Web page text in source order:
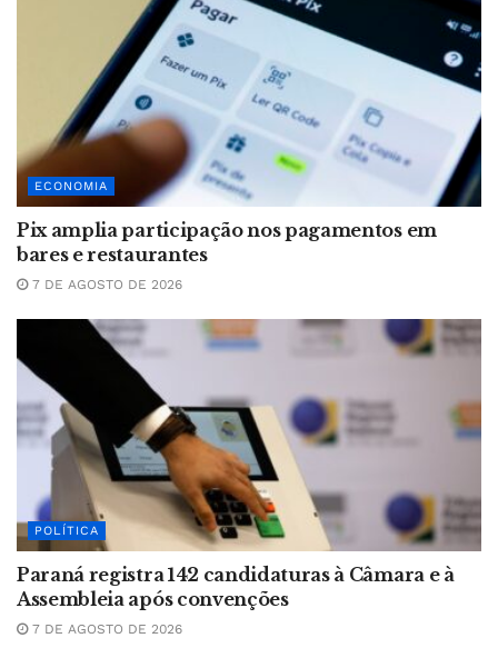
ECONOMIA
Pix amplia participação nos pagamentos em
bares e restaurantes
7 DE AGOSTO DE 2026
POLÍTICA
Paraná registra 142 candidaturas à Câmara e à
Assembleia após convenções
7 DE AGOSTO DE 2026